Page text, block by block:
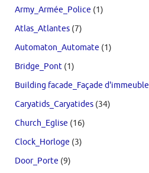
Army_Armée_Police (1)
Atlas_Atlantes (7)
Automaton_Automate (1)
Bridge_Pont (1)
Building facade_Façade d'immeuble
Caryatids_Caryatides (34)
Church_Eglise (16)
Clock_Horloge (3)
Door_Porte (9)